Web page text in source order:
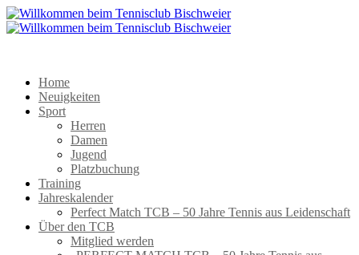
Home
Neuigkeiten
Sport
Herren
Damen
Jugend
Platzbuchung
Training
Jahreskalender
Perfect Match TCB – 50 Jahre Tennis aus Leidenschaft
Über den TCB
Mitglied werden